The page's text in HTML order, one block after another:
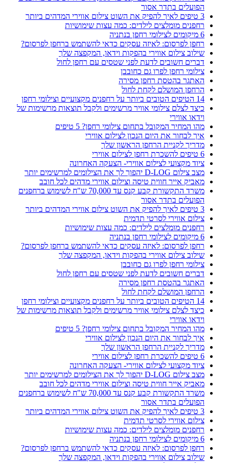
הפועלים בתדר אסור
3 טיפים לאיך להפיק את השוט צילום אווירי המדהים ביותר
רחפנים מומלצים לילדים: כמה עצות שימושיות
6 מיקומים לצילומי רחפן בנתניה
רחפן לפרסום: לאיזה עסקים כדאי להשתמש ברחפן לפרסום?
שילוב צילום אווירי בהפקות וידאו, המקפצה שלך
דברים חשובים לדעת לפני שטסים עם רחפן לחול
צילומי רחפן לפרו גם כחובבן
האתגר בהטסת רחפן מסירה
הרחפן המושלם לקחת לחול
14 הטיפים הטובים ביותר על רחפנים מקצועיים וצילומי רחפן
כיצד לצלם צילומי אוויר מרשימים ולקבל תוצאות מרשימות של
וידאו אווירי
מהו המחיר המקובל בתחום צילומי רחפן? 5 טיפים
איך לבחור את היום הנכון לצילום אווירי
מדריך לקניית הרחפן הראשון שלך
6 טיפים להשכרת רחפן לצילום אווירי
ציוד מקצועי לצילום אווירי- הצעקה האחרונה
מצב צילום D-LOG יהפוך לך את הצילומים למרשימים יותר
מאביק אייר חווית טיסה וצילום אווירי מדהים לכל חובב
משרד התקשורת קבע קנס עד 70,000 ש"ח לשימוש ברחפנים
הפועלים בתדר אסור
3 טיפים לאיך להפיק את השוט צילום אווירי המדהים ביותר
צילום אווירי לסרטי תדמית
רחפנים מומלצים לילדים: כמה עצות שימושיות
6 מיקומים לצילומי רחפן בנתניה
רחפן לפרסום: לאיזה עסקים כדאי להשתמש ברחפן לפרסום?
שילוב צילום אווירי בהפקות וידאו, המקפצה שלך
צילומי רחפן לפרו גם כחובבן
דברים חשובים לדעת לפני שטסים עם רחפן לחול
האתגר בהטסת רחפן מסירה
הרחפן המושלם לקחת לחול
14 הטיפים הטובים ביותר על רחפנים מקצועיים וצילומי רחפן
כיצד לצלם צילומי אוויר מרשימים ולקבל תוצאות מרשימות של
וידאו אווירי
מהו המחיר המקובל בתחום צילומי רחפן? 5 טיפים
איך לבחור את היום הנכון לצילום אווירי
מדריך לקניית הרחפן הראשון שלך
6 טיפים להשכרת רחפן לצילום אווירי
ציוד מקצועי לצילום אווירי- הצעקה האחרונה
מצב צילום D-LOG יהפוך לך את הצילומים למרשימים יותר
מאביק אייר חווית טיסה וצילום אווירי מדהים לכל חובב
משרד התקשורת קבע קנס עד 70,000 ש"ח לשימוש ברחפנים
הפועלים בתדר אסור
3 טיפים לאיך להפיק את השוט צילום אווירי המדהים ביותר
צילום אווירי לסרטי תדמית
רחפנים מומלצים לילדים: כמה עצות שימושיות
6 מיקומים לצילומי רחפן בנתניה
רחפן לפרסום: לאיזה עסקים כדאי להשתמש ברחפן לפרסום?
שילוב צילום אווירי בהפקות וידאו, המקפצה שלך